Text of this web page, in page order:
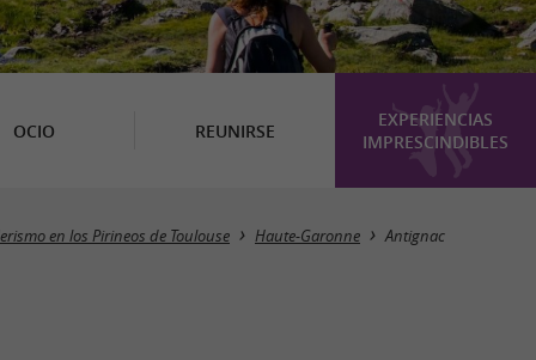
OCIO REUNIRSE
EXPERIENCIAS
IMPRESCINDIBLES
Ocultar mapa
en los Pirineos de Toulouse Haute-Garonne Antignac